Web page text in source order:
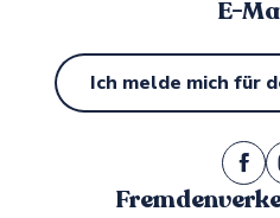
E-
Ich melde mich für